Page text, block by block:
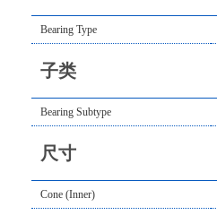
Bearing Type
子类
Bearing Subtype
尺寸
Cone (Inner)